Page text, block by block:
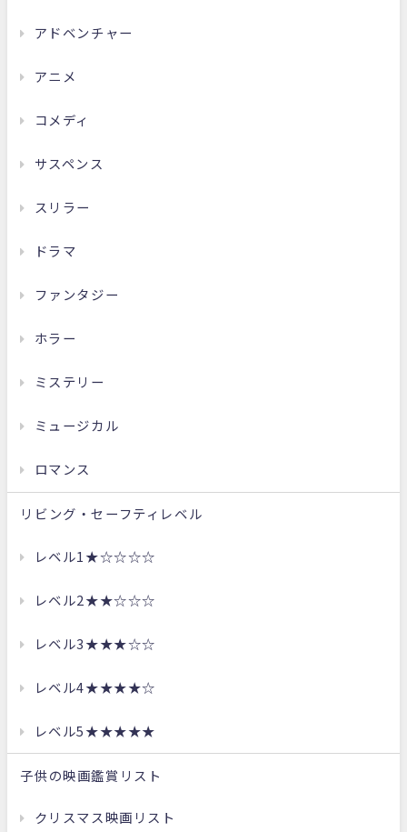
アドベンチャー
アニメ
コメディ
サスペンス
スリラー
ドラマ
ファンタジー
ホラー
ミステリー
ミュージカル
ロマンス
リビング・セーフティレベル
レベル1★☆☆☆☆
レベル2★★☆☆☆
レベル3★★★☆☆
レベル4★★★★☆
レベル5★★★★★
子供の映画鑑賞リスト
クリスマス映画リスト